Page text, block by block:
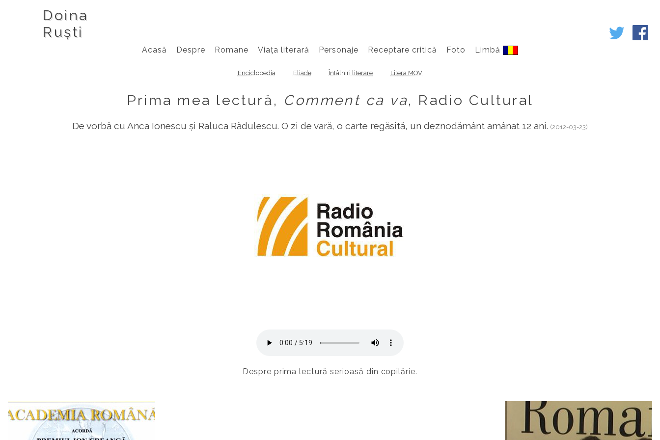
Doina
Ruști
Acasă Despre Romane Viața literară Personaje Receptare critică Foto Limbă
Enciclopedia Eliade Întâlniri literare Litera MOV
Prima mea lectură, Comment ca va, Radio Cultural
De vorbă cu Anca Ionescu și Raluca Rădulescu. O zi de vară, o carte regăsită, un deznodământ amânat 12 ani. (2012-03-23)
Despre prima lectură serioasă din copilărie.